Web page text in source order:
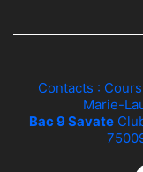
Contacts :
Marie-
Bac 9 Savate